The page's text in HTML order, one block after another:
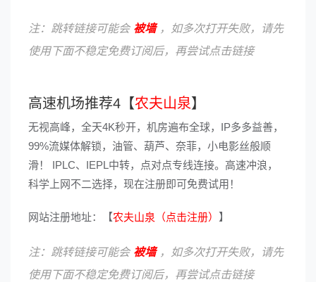
注：跳转链接可能会 被墙，如多次打开失败，请先
使用下面不稳定免费订阅后，再尝试点击链接
高速机场推荐4【农夫山泉】
无视高峰，全天4K秒开，机房遍布全球，IP多多益善，
99%流媒体解锁，油管、葫芦、奈菲，小电影丝般顺
滑！ IPLC、IEPL中转，点对点专线连接。高速冲浪，
科学上网不二选择，现在注册即可免费试用！
网站注册地址：【农夫山泉（点击注册） 】
注：跳转链接可能会 被墙，如多次打开失败，请先
使用下面不稳定免费订阅后，再尝试点击链接